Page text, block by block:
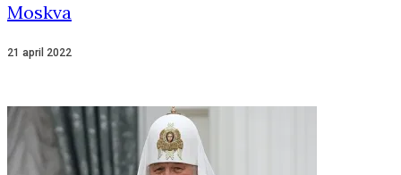
Moskva
21 april 2022